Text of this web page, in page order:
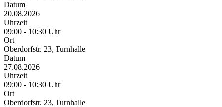
Datum
20.08.2026
Uhrzeit
09:00 - 10:30 Uhr
Ort
Oberdorfstr. 23, Turnhalle
Datum
27.08.2026
Uhrzeit
09:00 - 10:30 Uhr
Ort
Oberdorfstr. 23, Turnhalle